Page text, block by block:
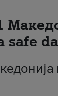
safe